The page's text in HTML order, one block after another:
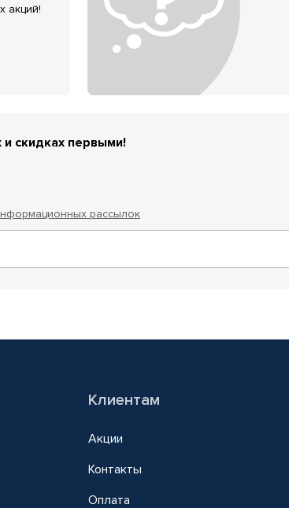
акций!
скидках первыми!
рассылок
Клиентам
Акции
Контакты
Оплата